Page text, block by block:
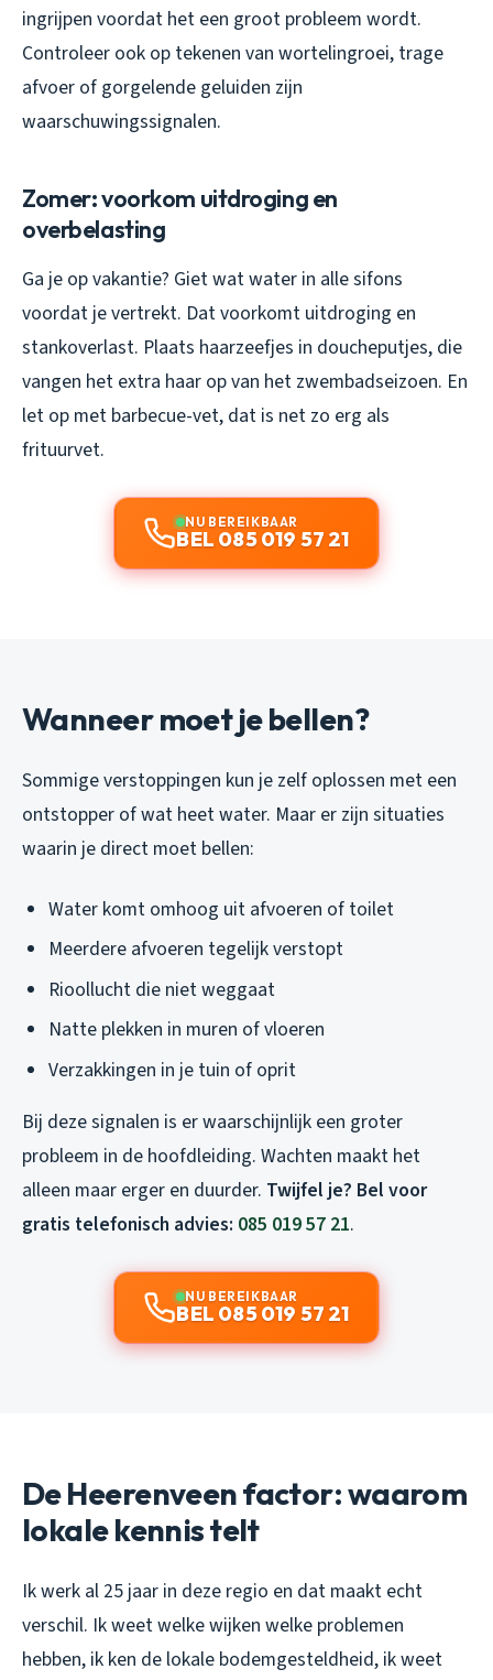
ingrijpen voordat het een groot probleem wordt.
Controleer ook op tekenen van wortelingroei, trage
afvoer of gorgelende geluiden zijn
waarschuwingssignalen.
Zomer: voorkom uitdroging en
overbelasting
Ga je op vakantie? Giet wat water in alle sifons
voordat je vertrekt. Dat voorkomt uitdroging en
stankoverlast. Plaats haarzeefjes in doucheputjes, die
vangen het extra haar op van het zwembadseizoen. En
let op met barbecue-vet, dat is net zo erg als
frituurvet.
NU BEREIKBAAR
BEL 085 019 57 21
Wanneer moet je bellen?
Sommige verstoppingen kun je zelf oplossen met een
ontstopper of wat heet water. Maar er zijn situaties
waarin je direct moet bellen:
Water komt omhoog uit afvoeren of toilet
Meerdere afvoeren tegelijk verstopt
Rioollucht die niet weggaat
Natte plekken in muren of vloeren
Verzakkingen in je tuin of oprit
Bij deze signalen is er waarschijnlijk een groter
probleem in de hoofdleiding. Wachten maakt het
alleen maar erger en duurder. Twijfel je? Bel voor
gratis telefonisch advies: 085 019 57 21.
NU BEREIKBAAR
BEL 085 019 57 21
De Heerenveen factor: waarom
lokale kennis telt
Ik werk al 25 jaar in deze regio en dat maakt echt
verschil. Ik weet welke wijken welke problemen
hebben, ik ken de lokale bodemgesteldheid, ik weet